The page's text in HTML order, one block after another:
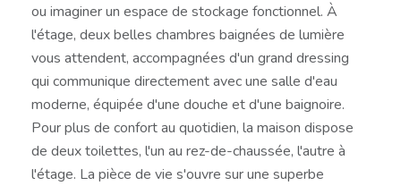
ou imaginer un espace de stockage fonctionnel. À
l'étage, deux belles chambres baignées de lumière
vous attendent, accompagnées d'un grand dressing
qui communique directement avec une salle d'eau
moderne, équipée d'une douche et d'une baignoire.
Pour plus de confort au quotidien, la maison dispose
de deux toilettes, l'un au rez-de-chaussée, l'autre à
l'étage. La pièce de vie s'ouvre sur une superbe